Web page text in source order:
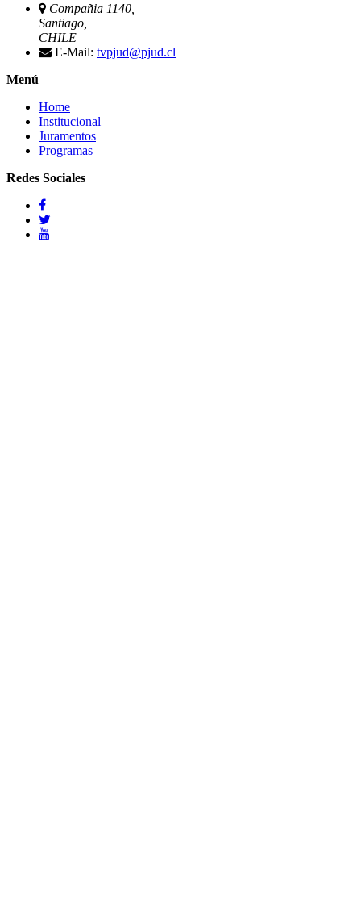
Compañia 1140,
Santiago,
CHILE
E-Mail: tvpjud@pjud.cl
Menú
Home
Institucional
Juramentos
Programas
Redes Sociales